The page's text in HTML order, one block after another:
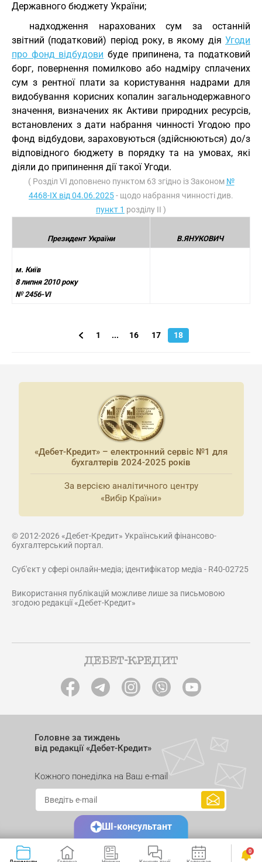
Державного бюджету України;
надходження нарахованих сум за останній
звітний (податковий) період року, в якому дія Угоди
про фонд відбудови буде припинена, та податковий
борг, повернення помилково або надміру сплачених
сум з рентної плати за користування надрами для
видобування корисних копалин загальнодержавного
значення, визначених як Активи природних ресурсів,
встановлених з дати набрання чинності Угодою про
фонд відбудови, зараховуються (здійснюються) до/з
відповідного бюджету в порядку та на умовах, які
діяли до припинення дії такої Угоди.
( Розділ VI доповнено пунктом 63 згідно із Законом №
4468-IX від 04.06.2025- щодо набрання чинності див.
пункт 1 розділу ІІ )
Президент України В.ЯНУКОВИЧ
м. Київ
8 липня 2010 року
№ 2456-VI
1 ... 16 17 18
«Дебет-Кредит» – електронний сервіс №1 для
бухгалтерів 2024-2025 років
За версією аналітичного центру
«Вибір Країни»
© 2012-2026 «Дебет-Кредит» Український фінансово-
бухгалтерський портал.
Суб'єкт у сфері онлайн-медіа; ідентифікатор медіа - R40-02725
Використання публікацій можливе лише за письмовою
згодою редакції «Дебет-Кредит»
Головне за тиждень
від редакції «Дебет-Кредит»
Кожного понеділка на Ваш e-mail
0
ШІ-консультант